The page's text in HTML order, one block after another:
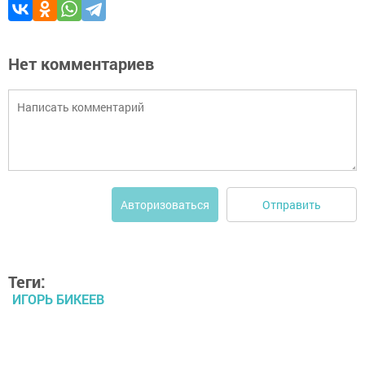
Нет комментариев
Авторизоваться Отправить
Теги:
ИГОРЬ БИКЕЕВ